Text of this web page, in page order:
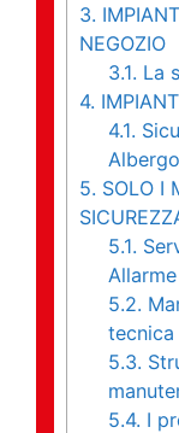
3.
NEGOZIO
3.1. La
4.
4.1.
Albergo
5. SOLO I
5.1.
5.2.
tecnica
5.3.
5.4. I